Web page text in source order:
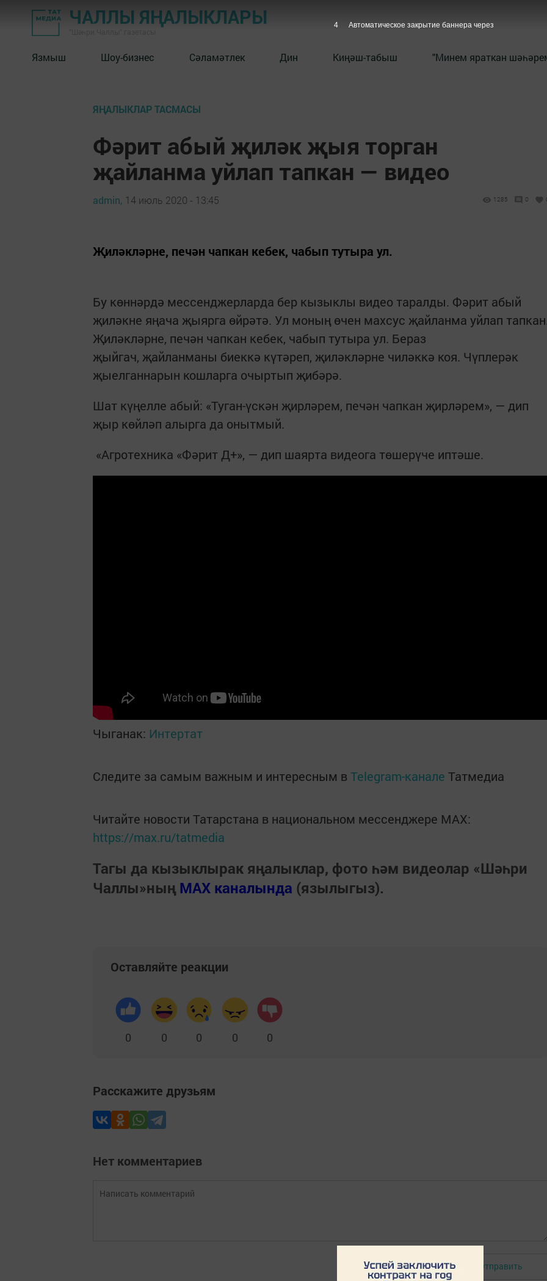
ЧАЛЛЫ ЯҢАЛЫКЛАРЫ
Язмыш Шоу-бизнес Сәламәтлек Дин Киңәш-табыш "Минем яраткан
ЯҢАЛЫКЛАР ТАСМАСЫ
Фәрит абый җиләк җыя торган
җайланма уйлап тапкан — видео
admin, 14 июль 2020 - 13:45 1285 0
Җиләкләрне, печән чапкан кебек, чабып тутыра ул.
Бу көннәрдә мессенджерларда бер кызыклы видео таралды. Фәрит абый
җиләкне яңача җыярга өйрәтә. Ул моның өчен махсус җайланма уйлап
Җиләкләрне, печән чапкан кебек, чабып тутыра ул. Бераз
җыйгач, җайланманы биеккә күтәреп, җиләкләрне чиләккә коя. Чүплерәк
җыелганнарын кошларга очыртып җибәрә.
Шат күңелле абый: «Туган-үскән җирләрем, печән чапкан җирләрем», — дип
җыр көйләп алырга да онытмый.
«Агротехника «Фәрит Д+», — дип шаярта видеога төшерүче иптәше.
Чыганак: Интертат
Следите за самым важным и интересным в Telegram-канале Татмедиа
Читайте новости Татарстана в национальном мессенджере MАХ:
https://max.ru/tatmedia
Тагы да кызыклырак яңалыклар, фото һәм видеолар «Шәһри
Чаллы»ның MAX каналында (язылыгыз).
Оставляйте реакции
0 0 0 0 0
Расскажите друзьям
Нет комментариев
Авторизоваться Отправить
3 Автоматическое закрытие баннера через